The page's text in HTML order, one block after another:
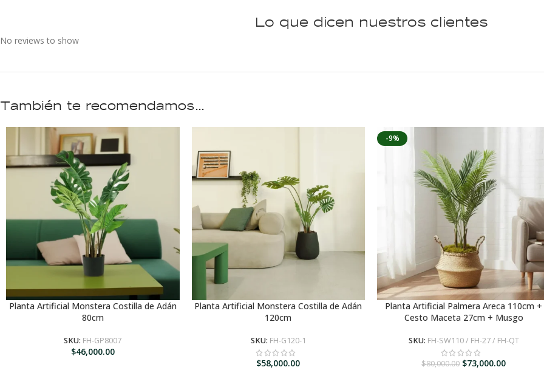
Lo que dicen nuestros clientes
No reviews to show
También te recomendamos…
AGREGAR AL CARRITO
Planta Artificial Monstera Costilla de Adán
80cm
SKU: FH-GP8007
$46,000.00
AGREGAR AL CARRITO
Planta Artificial Monstera Costilla de Adán
120cm
SKU: FH-G120-1
$58,000.00
-9%
AGREGAR AL CARRITO
Planta Artificial Palmera Areca 110cm +
Cesto Maceta 27cm + Musgo
SKU: FH-SW110 / FH-27 / FH-QT
$80,000.00 $73,000.00